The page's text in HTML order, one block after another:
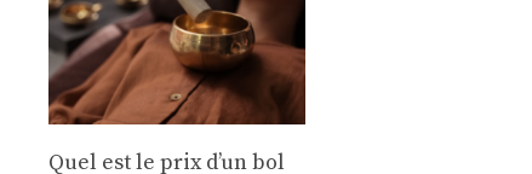
Quel est le prix d’un bol